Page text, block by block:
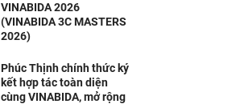
VINABIDA 2026
(VINABIDA 3C MASTERS
2026)
Phúc Thịnh chính thức ký
kết hợp tác toàn diện
cùng VINABIDA, mở rộng